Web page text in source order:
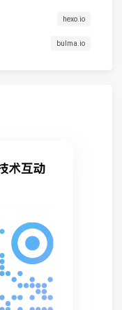
hexo.io
bulma.io